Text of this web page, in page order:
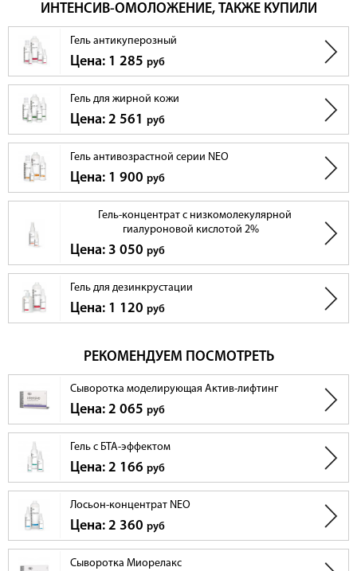
ИНТЕНСИВ-ОМОЛОЖЕНИЕ, ТАКЖЕ КУПИЛИ
Гель антикуперозный
Цена: 1 285 руб
Гель для жирной кожи
Цена: 2 561 руб
Гель антивозрастной серии NEO
Цена: 1 900 руб
Гель-концентрат с низкомолекулярной
гиалуроновой кислотой 2%
Цена: 3 050 руб
Гель для дезинкрустации
Цена: 1 120 руб
РЕКОМЕНДУЕМ ПОСМОТРЕТЬ
Сыворотка моделирующая Актив-лифтинг
Цена: 2 065 руб
Гель c БТА-эффектом
Цена: 2 166 руб
Лосьон-концентрат NEO
Цена: 2 360 руб
Сыворотка Миорелакс